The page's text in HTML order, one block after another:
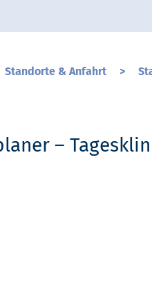
Standorte & Anfahrt >
–